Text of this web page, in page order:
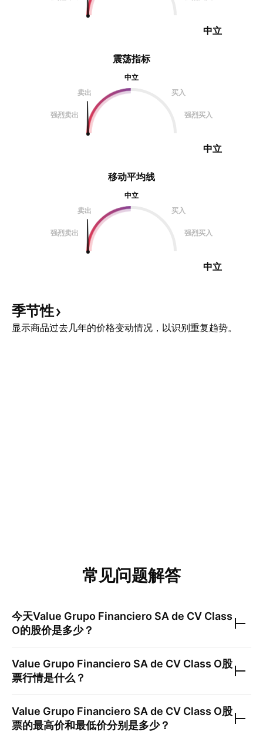
震荡指标
中立
卖出
买入
强烈卖出 强烈买入
中立
中立
移动平均线
中立
卖出
买入
强烈卖出 强烈买入
中立
季节性
显示商品过去几年的价格变动情况，以识别重复趋势。
常见问题解答
今天Value Grupo Financiero SA de CV Class
O的股价是多少？
Value Grupo Financiero SA de CV Class O股
票行情是什么？
Value Grupo Financiero SA de CV Class O股
票的最高价和最低价分别是多少？